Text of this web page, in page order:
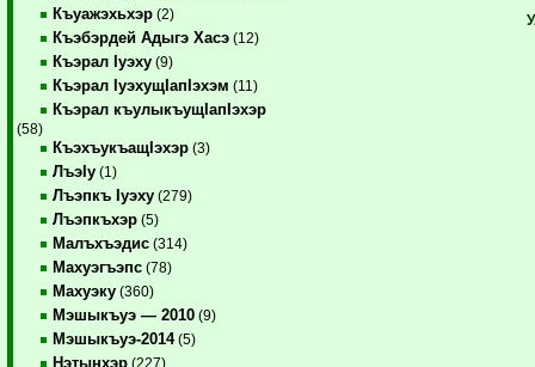
Къуажэхьхэр (2)
Къэбэрдей Адыгэ Хасэ (12)
Къэрал Iуэху (9)
Къэрал IуэхущIапIэхэм (11)
Къэрал къулыкъущIапIэхэр
(58)
КъэхъукъащIэхэр (3)
ЛъэIу (1)
Лъэпкъ Iуэху (279)
Лъэпкъхэр (5)
Малъхъэдис (314)
Махуэгъэпс (78)
Махуэку (360)
Мэшыкъуэ — 2010 (9)
Мэшыкъуэ-2014(5)
Нэтынхэр (227)